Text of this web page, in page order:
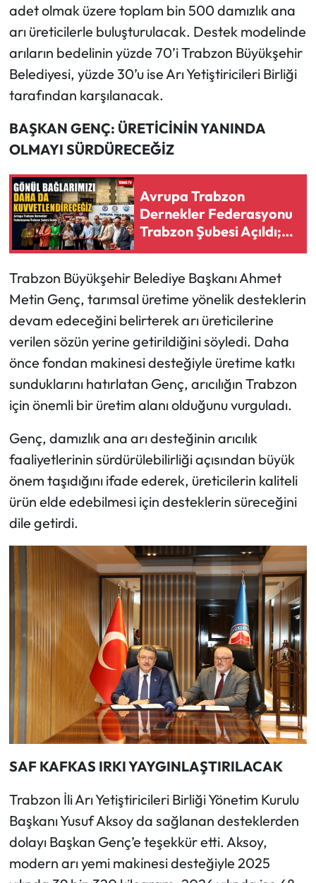
adet olmak üzere toplam bin 500 damızlık ana
arı üreticilerle buluşturulacak. Destek modelinde
arıların bedelinin yüzde 70’i Trabzon Büyükşehir
Belediyesi, yüzde 30’u ise Arı Yetiştiricileri Birliği
tarafından karşılanacak.
BAŞKAN GENÇ: ÜRETİCİNİN YANINDA
OLMAYI SÜRDÜRECEĞİZ
Avrupa Trabzon
Dernekler Federasyonu
Trabzon Şubesi Açıldı;
“Gönül Bağlarımızı
Kuvvetlendireceğiz”
Trabzon Büyükşehir Belediye Başkanı Ahmet
Metin Genç, tarımsal üretime yönelik desteklerin
devam edeceğini belirterek arı üreticilerine
verilen sözün yerine getirildiğini söyledi. Daha
önce fondan makinesi desteğiyle üretime katkı
sunduklarını hatırlatan Genç, arıcılığın Trabzon
için önemli bir üretim alanı olduğunu vurguladı.
Genç, damızlık ana arı desteğinin arıcılık
faaliyetlerinin sürdürülebilirliği açısından büyük
önem taşıdığını ifade ederek, üreticilerin kaliteli
ürün elde edebilmesi için desteklerin süreceğini
dile getirdi.
SAF KAFKAS IRKI YAYGINLAŞTIRILACAK
Trabzon İli Arı Yetiştiricileri Birliği Yönetim Kurulu
Başkanı Yusuf Aksoy da sağlanan desteklerden
dolayı Başkan Genç’e teşekkür etti. Aksoy,
modern arı yemi makinesi desteğiyle 2025